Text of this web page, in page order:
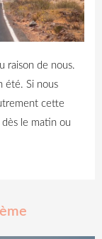
raison de nous.
été. Si nous
cette
le matin ou